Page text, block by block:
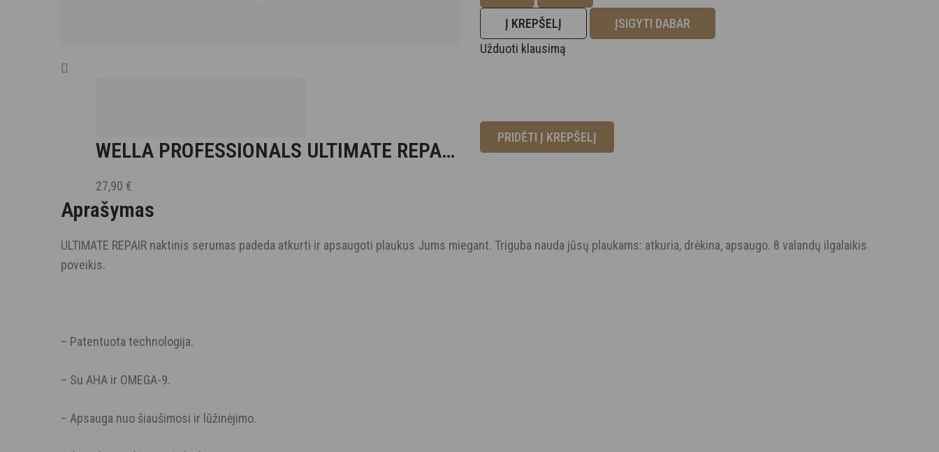
Į KREPŠELĮ
ĮSIGYTI DABAR
Užduoti klausimą
WELLA PROFESSIONALS ULTIMATE REPAIR
NAKTINIS PLAUKŲ SERUMAS STEP 5
27,90 €
PRIDĖTI Į KREPŠELĮ
Aprašymas
ULTIMATE REPAIR naktinis serumas padeda atkurti ir apsaugoti plaukus Jums miegant. Triguba nauda jūsų plaukams: atkuria, drėkina, apsaugo. 8 valandų ilgalaikis
poveikis.
– Patentuota technologija.
– Su AHA ir OMEGA-9.
– Apsauga nuo šiaušimosi ir lūžinėjimo.